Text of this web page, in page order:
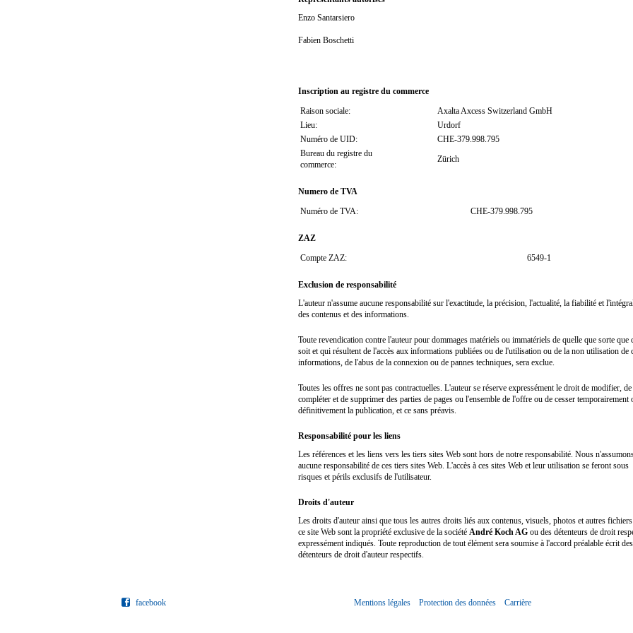
Enzo Santarsiero
Fabien Boschetti
Inscription au registre du commerce
Raison sociale:
Axalta Axcess Switzerland GmbH
Lieu:
Urdorf
Numéro de UID:
CHE-379.998.795
Bureau du registre du
commerce:
Zürich
Numero de TVA
Numéro de TVA:
CHE-379.998.795
ZAZ
Compte ZAZ:
6549-1
Exclusion de responsabilité
L'auteur n'assume aucune responsabilité sur l'exactitude, la précision, l'actualité, la fiabilité et
des contenus et des informations.
Toute revendication contre l'auteur pour dommages matériels ou immatériels de quelle que sorte que
soit et qui résultent de l'accès aux informations publiées ou de l'utilisation ou de la non utilisation de
informations, de l'abus de la connexion ou de pannes techniques, sera exclue.
Toutes les offres ne sont pas contractuelles. L'auteur se réserve expressément le droit de modifier, de
compléter et de supprimer des parties de pages ou l'ensemble de l'offre ou de cesser temporairement
définitivement la publication, et ce sans préavis.
Responsabilité pour les liens
Les références et les liens vers les tiers sites Web sont hors de notre responsabilité. Nous
aucune responsabilité de ces tiers sites Web. L'accès à ces sites Web et leur utilisation se feront sous
risques et périls exclusifs de l'utilisateur.
Droits d'auteur
Les droits d'auteur ainsi que tous les autres droits liés aux contenus, visuels, photos et autres
ce site Web sont la propriété exclusive de la société André Koch AG ou des détenteurs de droit
expressément indiqués. Toute reproduction de tout élément sera soumise à l'accord préalable écrit des
détenteurs de droit d'auteur respectifs.
facebook Mentions légales Protection des données Carrière